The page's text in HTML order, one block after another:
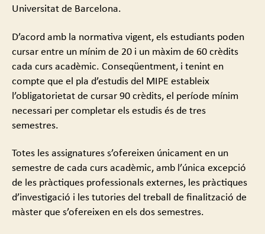
Universitat de Barcelona.
D’acord amb la normativa vigent, els estudiants poden
cursar entre un mínim de 20 i un màxim de 60 crèdits
cada curs acadèmic. Conseqüentment, i tenint en
compte que el pla d’estudis del MIPE estableix
l’obligatorietat de cursar 90 crèdits, el període mínim
necessari per completar els estudis és de tres
semestres.
Totes les assignatures s’ofereixen únicament en un
semestre de cada curs acadèmic, amb l’única excepció
de les pràctiques professionals externes, les pràctiques
d’investigació i les tutories del treball de finalització de
màster que s’ofereixen en els dos semestres.